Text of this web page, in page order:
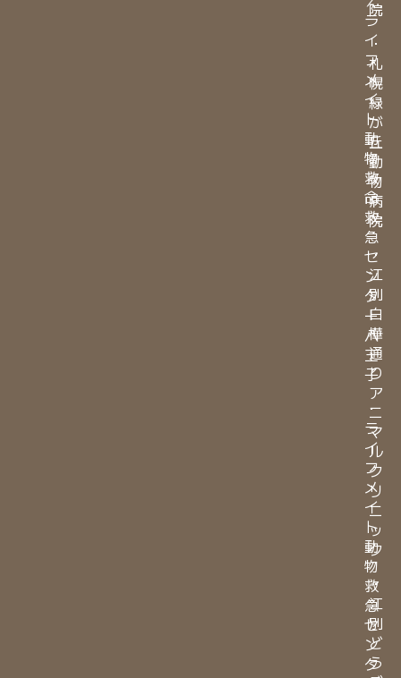
院
・
札
幌
緑
が
丘
動
物
病
院
・
江
別
白
樺
通
り
ア
ニ
マ
ル
ク
リ
ニ
ッ
ク
・
江
別
ど
う
ラ
イ
フ
メ
イ
ト
動
物
救
命
救
急
セ
ン
タ
ー
八
王
子
・
ラ
イ
フ
メ
イ
ト
動
物
救
急
セ
ン
タ